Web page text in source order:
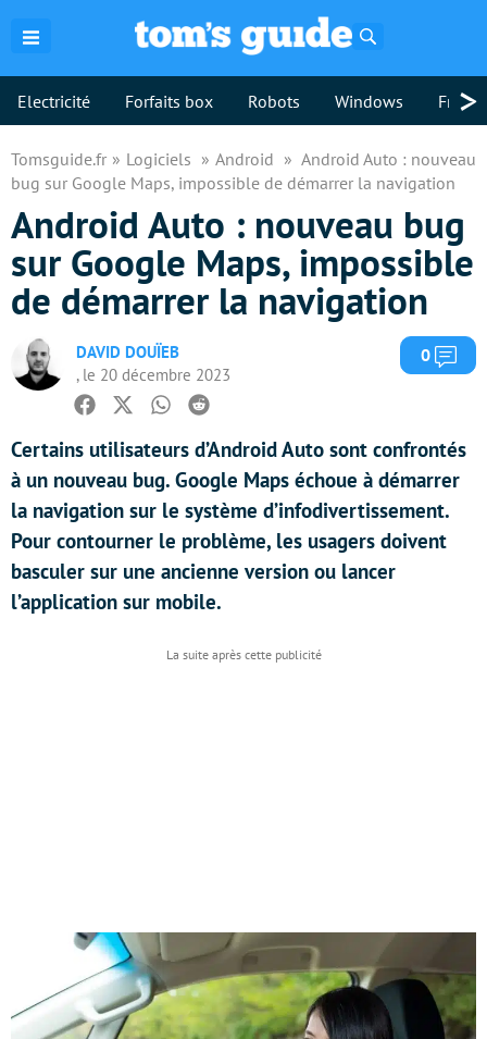
Electricité Forfaits box Robots Windows >
Tomsguide.fr Logiciels Android
Android Auto : nouveau
bug sur Google Maps, impossible de démarrer la navigation
Android Auto : nouveau bug
sur Google Maps, impossible
de démarrer la navigation
DAVID DOUÏEB
, le 20 décembre 2023
0
Facebook
TwitterWhatsapp
Reddit
Certains utilisateurs d’Android Auto sont confrontés
à un nouveau bug. Google Maps échoue à démarrer
la navigation sur le système d’infodivertissement.
Pour contourner le problème, les usagers doivent
basculer sur une ancienne version ou lancer
l’application sur mobile.